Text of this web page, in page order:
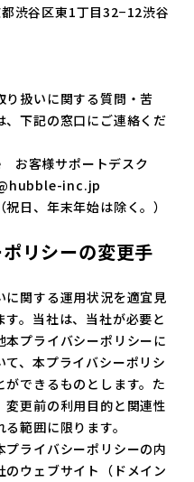
渋谷区東1丁目32−12渋谷
扱いに関する質問・苦
下記の窓口にご連絡くだ
お客様サポートデスク
inc.jp
日、年末年始は除く。）
リシーの変更手
関する運用状況を適宜見
。当社は、当社が必要と
プライバシーポリシーに
、本プライバシーポリシ
できるものとします。た
更前の利用目的と関連性
範囲に限ります。
ライバシーポリシーの内
ウェブサイト（ドメイン